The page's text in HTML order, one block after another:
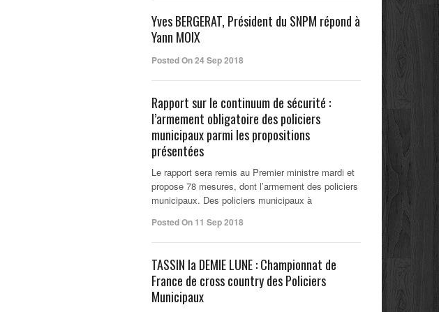
Yves BERGERAT, Président du SNPM répond à
Yann MOIX
Posted On 24 Sep 2018
Rapport sur le continuum de sécurité :
l’armement obligatoire des policiers
municipaux parmi les propositions
présentées
Le rapport sera remis au Premier ministre mardi et
propose 78 mesures, dont l’armement des policiers
municipaux. Des policiers municipaux à
Posted On 11 Sep 2018
TASSIN la DEMIE LUNE : Championnat de
France de cross country des Policiers
Municipaux